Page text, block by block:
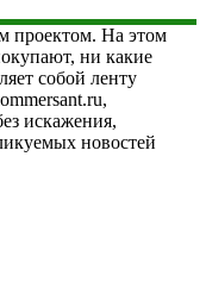
проектом. На этом
ни какие
собой ленту
искажения,
новостей